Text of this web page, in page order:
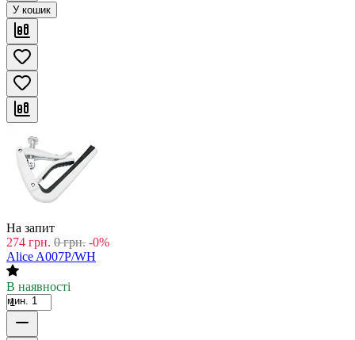
У кошик
На запит
274 грн. 0 грн. -0%
Alice A007P/WH
В наявності
мин. 1